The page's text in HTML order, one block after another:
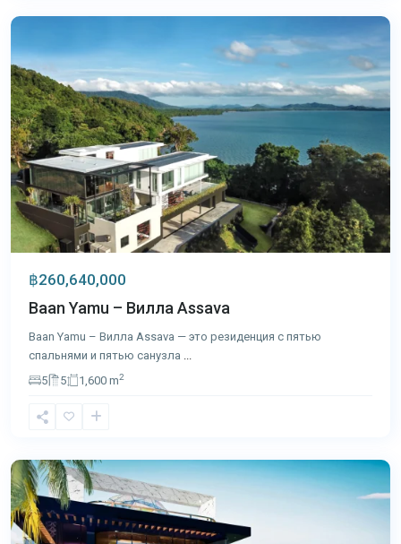
฿260,640,000
Baan Yamu – Вилла Assava
Baan Yamu – Вилла Assava — это резиденция с пятью
спальнями и пятью санузла ...
5
5 1,600 m2
Панва
,